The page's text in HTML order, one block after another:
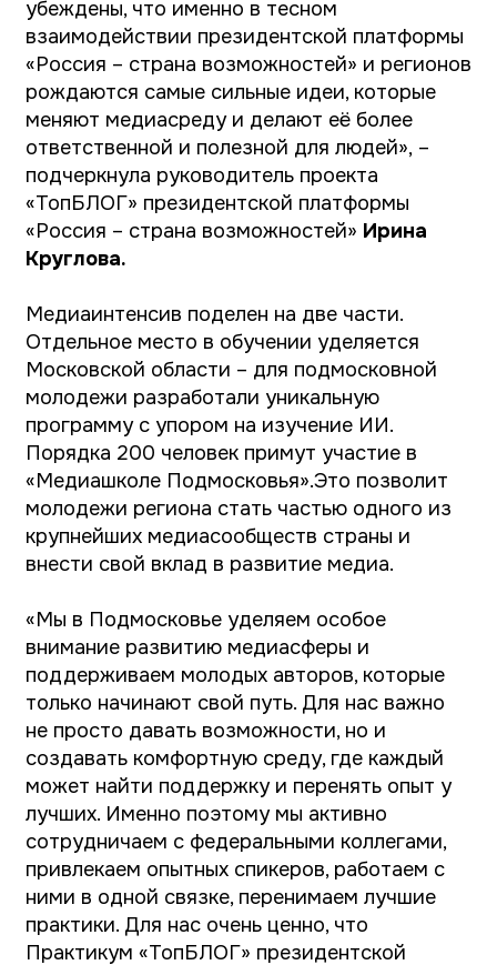
Медиаинтенсив поделен на две части.
Отдельное место в обучении уделяется
Московской области – для подмосковной
молодежи разработали уникальную
программу с упором на изучение ИИ.
Порядка 200 человек примут участие в
«Медиашколе Подмосковья».Это позволит
молодежи региона стать частью одного из
крупнейших медиасообществ страны и
внести свой вклад в развитие медиа.
внимание развитию медиасферы и
поддерживаем молодых авторов, которые
только начинают свой путь. Для нас важно
не просто давать возможности, но и
создавать комфортную среду, где каждый
может найти поддержку и перенять опыт у
лучших. Именно поэтому мы активно
сотрудничаем с федеральными коллегами,
привлекаем опытных спикеров, работаем с
ними в одной связке, перенимаем лучшие
практики. Для нас очень ценно, что
Практикум «ТопБЛОГ» президентской
возможностей» проходит в Московской
области – в нём примут участие порядка
200 подмосковных молодых медийщиков.
Уверена, что это событие поможет им найти
единомышленников, обрести уверенность,
новые знания и вдохновение»,– отметила
министр информации и молодёжной
политики Московской области Екатерина
Швелидзе.
Участников ждут лекции о том, как
выстраивать команду и удерживать
культурный код, разговоры о
медиареволюции 2025 года и о том, какие
горизонты открывает искусственный